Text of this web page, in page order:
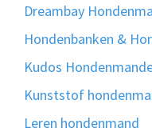
Dreambay
Hondenbanken &
Kudos
Kunststof
Leren hondenmand